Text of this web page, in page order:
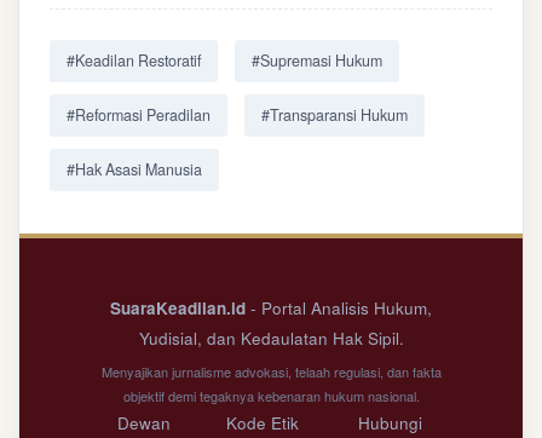
#Keadilan Restoratif #Supremasi Hukum
#Reformasi Peradilan #Transparansi Hukum
#Hak Asasi Manusia
SuaraKeadilan.id - Portal Analisis Hukum,
Yudisial, dan Kedaulatan Hak Sipil.
Menyajikan jurnalisme advokasi, telaah regulasi, dan fakta
objektif demi tegaknya kebenaran hukum nasional.
Dewan Kode Etik Hubungi